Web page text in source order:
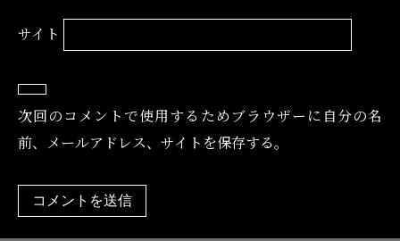
サイト
次回のコメントで使用するためブラウザーに自分の名
前、メールアドレス、サイトを保存する。